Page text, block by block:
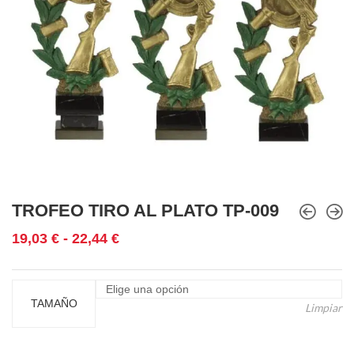
TROFEO TIRO AL PLATO TP-009
19,03 € - 22,44 €Rango
desde
TAMAÑO Limpiar